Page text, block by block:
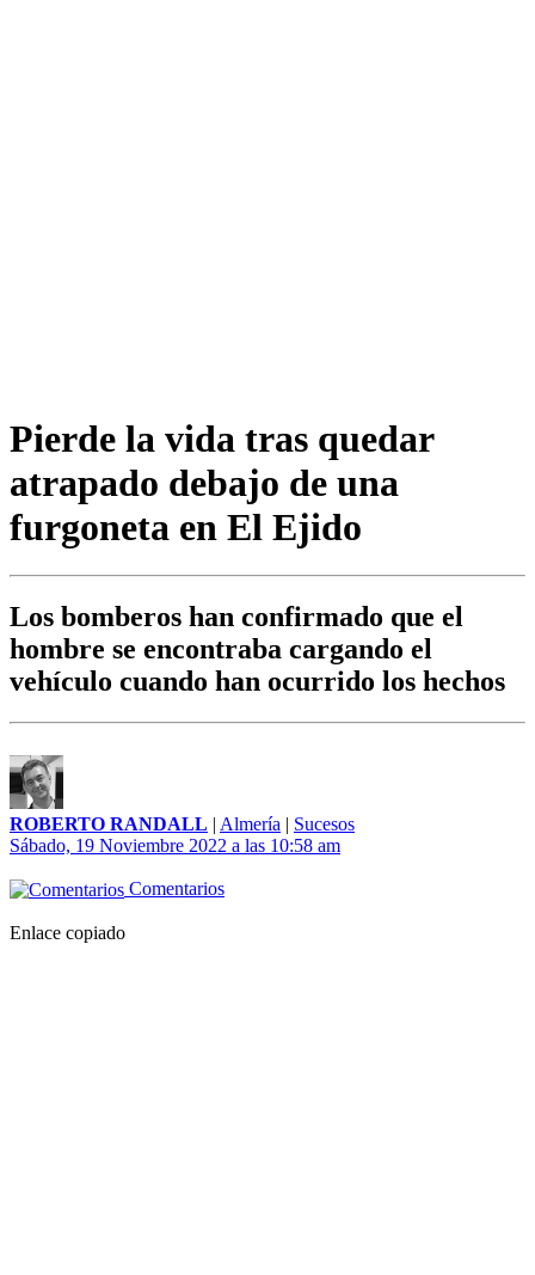
Pierde la vida tras quedar
atrapado debajo de una
furgoneta en El Ejido
Los bomberos han confirmado que el
hombre se encontraba cargando el
vehículo cuando han ocurrido los hechos
ROBERTO RANDALL | Almería | Sucesos
Sábado, 19 Noviembre 2022 a las 10:58 am
Comentarios
Enlace copiado